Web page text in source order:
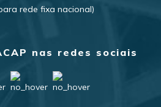
rede fixa nacional)
nas redes sociais